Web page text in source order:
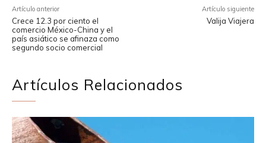
Artículo anterior
Crece 12.3 por ciento el
comercio México-China y el
país asiático se afinaza como
segundo socio comercial
Artículo siguiente
Valija Viajera
Artículos Relacionados